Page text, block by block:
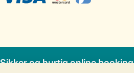
Sikker og hurtig online booking